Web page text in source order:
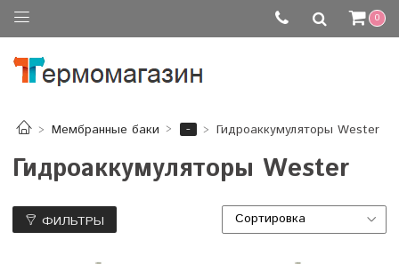
0
Мембранные баки - Гидроаккумуляторы Wester
Гидроаккумуляторы Wester
ФИЛЬТРЫ